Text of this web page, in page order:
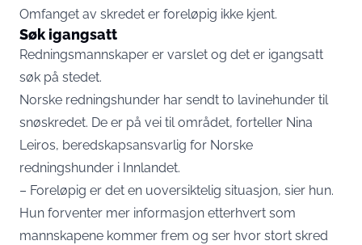
Omfanget av skredet er foreløpig ikke kjent.
Søk igangsatt
Redningsmannskaper er varslet og det er igangsatt
søk på stedet.
Norske redningshunder har sendt to lavinehunder til
snøskredet. De er på vei til området, forteller Nina
Leiros, beredskapsansvarlig for Norske
redningshunder i Innlandet.
– Foreløpig er det en uoversiktelig situasjon, sier hun.
Hun forventer mer informasjon etterhvert som
mannskapene kommer frem og ser hvor stort skred